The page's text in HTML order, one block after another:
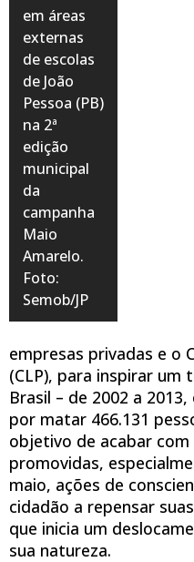
em áreas
externas
de escolas
de João
Pessoa (PB)
na 2ª
edição
municipal
da
campanha
Maio
Amarelo.
Foto:
Semob/JP
empresas privadas e o
(CLP), para inspirar
Brasil – de 2002 a
por matar 466.131
objetivo de acabar
promovidas,
maio, ações de
cidadão a repensar
que inicia um
sua natureza.